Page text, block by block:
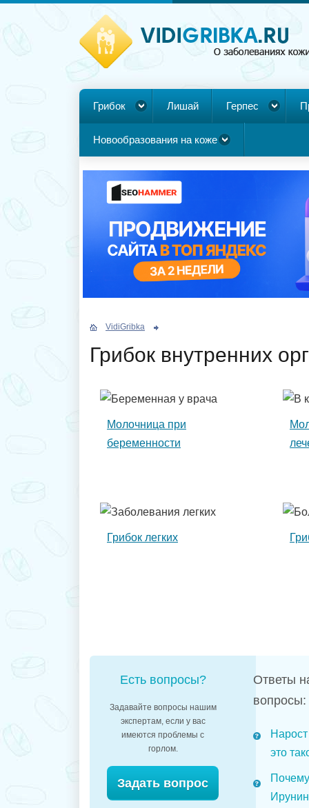
Грибок Лишай Герпес
Новообразования на коже
VidiGribka
Грибок внутренних
Молочница при
беременности
Грибок легких
Есть вопросы?
Задавайте вопросы нашим
экспертам, если у вас
имеются проблемы с
горлом.
Задать вопрос
Ответы
вопросы:
это